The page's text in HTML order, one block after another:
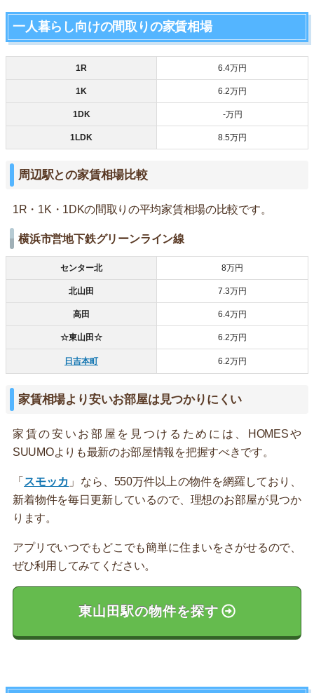
一人暮らし向けの間取りの家賃相場
1R 6.4万円
1K 6.2万円
1DK -万円
1LDK 8.5万円
周辺駅との家賃相場比較
1R・1K・1DKの間取りの平均家賃相場の比較です。
横浜市営地下鉄グリーンライン線
センター北 8万円
北山田 7.3万円
高田 6.4万円
☆東山田☆ 6.2万円
日吉本町 6.2万円
家賃相場より安いお部屋は見つかりにくい
家賃の安いお部屋を見つけるためには、HOMESや
SUUMOよりも最新のお部屋情報を把握すべきです。
「 スモッカ 」なら、550万件以上の物件を網羅しており、
新着物件を毎日更新しているので、理想のお部屋が見つか
ります。
アプリでいつでもどこでも簡単に住まいをさがせるので、
ぜひ利用してみてください。
東山田駅の物件を探す